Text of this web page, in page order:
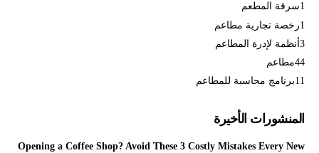
سرقة المطعم1
رخصة تجارية مطاعم1
أنظمة لإدرة المطاعم 3
مطاعم44
برنامج محاسبة للمطاعم11
المنشورات الأخيرة
Opening a Coffee Shop? Avoid These 3 Costly Mistakes Every New